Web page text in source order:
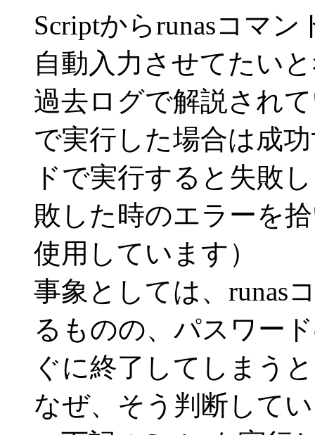
Scriptからrunasコマ
自動入力させてたい
過去ログで解説され
で実行した場合は成
ドで実行すると失敗
敗した時のエラーを
使用しています）
事象としては、runas
るものの、パスワー
ぐに終了してしまう
なぜ、そう判断して